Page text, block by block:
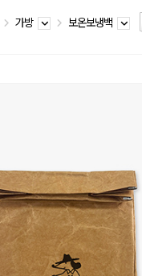
가방 보온보냉백